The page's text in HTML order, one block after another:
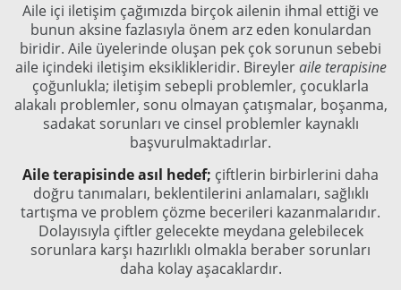
Aile içi iletişim çağımızda birçok ailenin ihmal ettiği ve
bunun aksine fazlasıyla önem arz eden konulardan
biridir. Aile üyelerinde oluşan pek çok sorunun sebebi
aile içindeki iletişim eksiklikleridir. Bireyleraile terapisine
çoğunlukla; iletişim sebepli problemler, çocuklarla
alakalı problemler, sonu olmayan çatışmalar, boşanma,
sadakat sorunları ve cinsel problemler kaynaklı
başvurulmaktadırlar.
Aile terapisinde asıl hedef; çiftlerin birbirlerini daha
doğru tanımaları, beklentilerini anlamaları, sağlıklı
tartışma ve problem çözme becerileri kazanmalarıdır.
Dolayısıyla çiftler gelecekte meydana gelebilecek
sorunlara karşı hazırlıklı olmakla beraber sorunları
daha kolay aşacaklardır.